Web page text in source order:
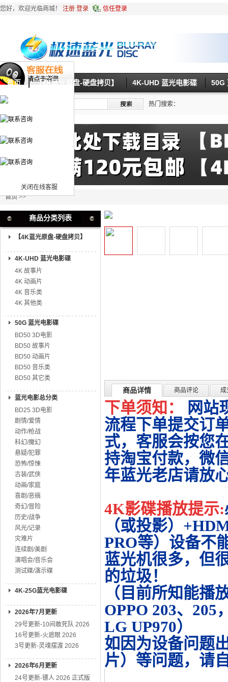
关闭在线客服
您好，欢迎光临商城！ 注册 登录 信任登录
首页 【4K蓝光原盘-硬盘拷贝】 4K-UHD 蓝光电影碟 50G
热门搜索：
首页>>
商品分类列表
【4K蓝光原盘-硬盘拷贝】
4K-UHD 蓝光电影碟
4K 故事片
4K 动画片
4K 音乐类
4K 其他类
50G 蓝光电影碟
BD50 3D电影
BD50 故事片
BD50 动画片
BD50 音乐类
BD50 其它类
蓝光电影总分类
BD25 3D电影
剧情/爱情
动作/枪战
科幻/魔幻
悬疑/犯罪
恐怖/惊悚
古装/武侠
动画/家庭
喜剧/恶搞
奇幻/冒险
历史/战争
风光/记录
灾难片
连续剧/美剧
演唱会/音乐会
测试碟/演示碟
4K-25G蓝光电影碟
2026年7月更新
29号更新-10间敢死队 2026
16号更新-火遮眼 2026
3号更新-灵魂摆渡 2026
2026年6月更新
24号更新-镖人 2026 正式版
商品详情 商品评论 成
下单须知：
网站
流程下单提交订
式，客服会按您
持淘宝付款，微
年蓝光老店请放
4K影碟播放提示:
（或投影）
PRO等）设备不
蓝光机很多，但
的垃圾！
（目前所知能播
OPPO 203、205
LG UP970）
如因为设备问题
片）等问题，请